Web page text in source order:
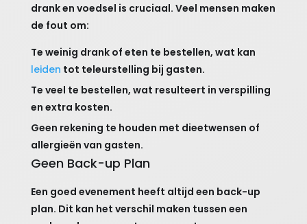
drank en voedsel is cruciaal. Veel mensen maken
de fout om:
Te weinig drank of eten te bestellen, wat kan
leiden tot teleurstelling bij gasten.
Te veel te bestellen, wat resulteert in verspilling
en extra kosten.
Geen rekening te houden met dieetwensen of
allergieën van gasten.
Geen Back-up Plan
Een goed evenement heeft altijd een back-up
plan. Dit kan het verschil maken tussen een